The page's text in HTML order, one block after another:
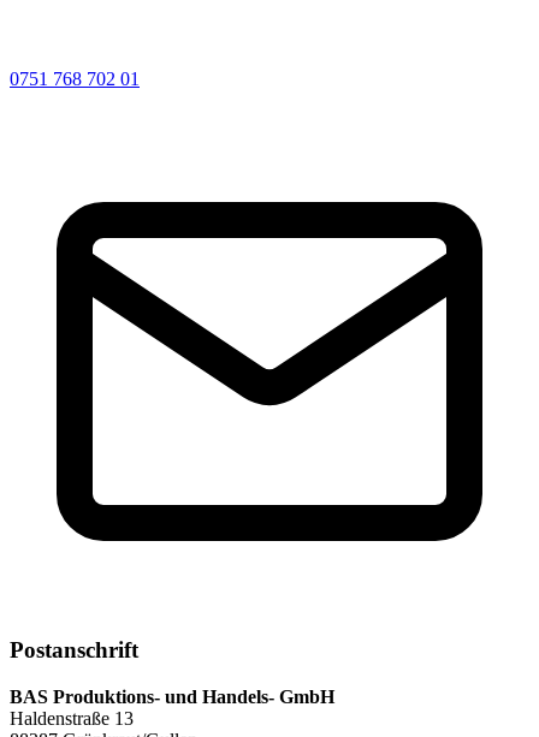
0751 768 702 01
Postanschrift
BAS Produktions- und Handels- GmbH
Haldenstraße 13